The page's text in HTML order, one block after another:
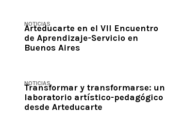
NOTICIAS
Arteducarte en el VII Encuentro
de Aprendizaje-Servicio en
Buenos Aires
NOTICIAS
Transformar y transformarse: un
laboratorio artístico-pedagógico
desde Arteducarte